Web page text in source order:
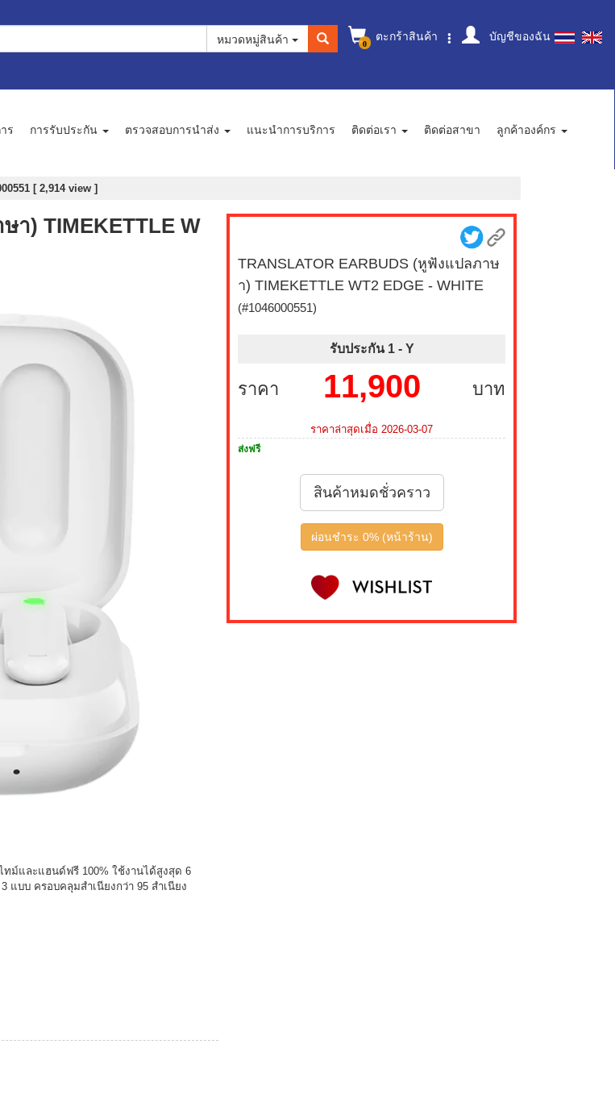
0 ตะกร้าสินค้า บัญชีของฉัน
หมวดหมู่สินค้า
ร การรับประกัน ตรวจสอบการนำส่ง แนะนำการบริการ ติดต่อเรา ติดต่อสาขา
ลูกค้าองค์กร
[ 2,914 view ]
า) TIMEKETTLE W
ทม์และแฮนด์ฟรี 100% ใช้งานได้สูงสุด 6
บบ ครอบคลุมสำเนียงกว่า 95 สำเนียง
TRANSLATOR EARBUDS (หูฟังแปลภาษ
า) TIMEKETTLE WT2 EDGE - WHITE
(#1046000551)
รับประกัน 1 - Y
ราคา บาท
11,900
ราคาล่าสุดเมื่อ 2026-03-07
ส่งฟรี
สินค้าหมดชั่วคราว
ผ่อนชำระ 0% (หน้าร้าน)